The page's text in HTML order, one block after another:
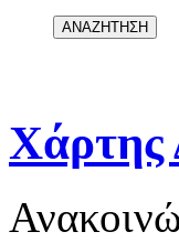
Χάρτης